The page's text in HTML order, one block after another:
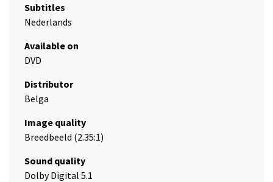
Subtitles
Nederlands
Available on
DVD
Distributor
Belga
Image quality
Breedbeeld (2.35:1)
Sound quality
Dolby Digital 5.1